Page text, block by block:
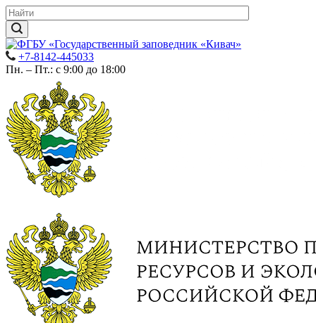
+7-8142-445033
Пн. – Пт.: с 9:00 до 18:00